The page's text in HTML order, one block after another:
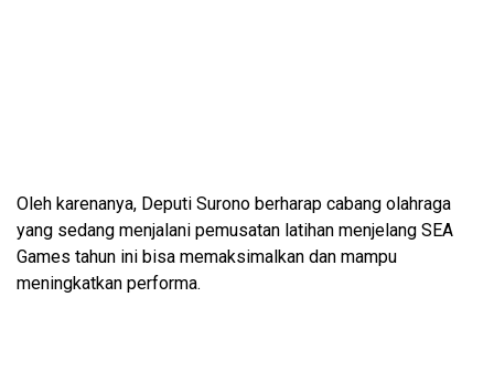
Oleh karenanya, Deputi Surono berharap cabang olahraga
yang sedang menjalani pemusatan latihan menjelang SEA
Games tahun ini bisa memaksimalkan dan mampu
meningkatkan performa.